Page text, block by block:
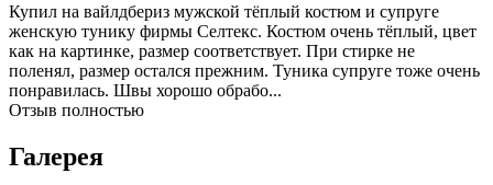
Купил на вайлдбериз мужской тёплый костюм и супруге
женскую тунику фирмы Селтекс. Костюм очень тёплый, цвет
как на картинке, размер соответствует. При стирке не
поленял, размер остался прежним. Туника супруге тоже очень
понравилась. Швы хорошо обрабо...
Отзыв полностью
Галерея